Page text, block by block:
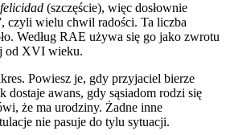
felicidad (szczęście), więc dosłownie
czyli wielu chwil radości. Ta liczba
Według RAE używa się go jako zwrotu
od XVI wieku.
Powiesz je, gdy przyjaciel bierze
dostaje awans, gdy sąsiadom rodzi się
że ma urodziny. Żadne inne
nie pasuje do tylu sytuacji.